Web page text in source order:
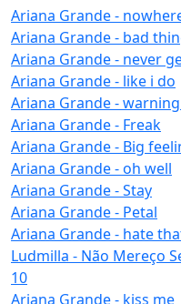
Ariana Grande -
Ariana Grande - bad
Ariana Grande - never
Ariana Grande - like i do
Ariana Grande -
Ariana Grande - Freak
Ariana Grande - Big
Ariana Grande - oh well
Ariana Grande - Stay
Ariana Grande - Petal
Ariana Grande - hate
Ludmilla - Não Mereço
10
Ariana Grande - kiss me